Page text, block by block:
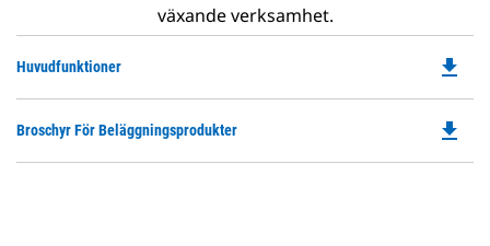
växande verksamhet.
Huvudfunktioner
a
file_download
Broschyr För Beläggningsprodukter file_download